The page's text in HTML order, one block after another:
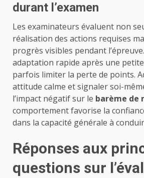
durant l’examen
Les examinateurs évaluent non
réalisation des actions requises
progrès visibles pendant
adaptation rapide après une
parfois limiter la perte de points.
attitude calme et signaler soi-
l’impact négatif sur le barème de
comportement favorise la
dans la capacité générale à
Réponses aux
questions sur